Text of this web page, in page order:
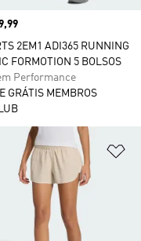
2EM1 ADI365 RUNNING
FORMOTION 5 BOLSOS
Performance
GRÁTIS MEMBROS
à Lista de Desejos